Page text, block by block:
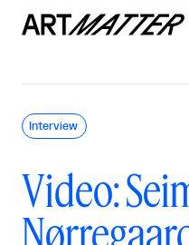
Video:
Interview